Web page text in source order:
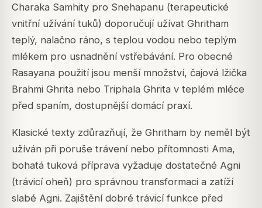
Charaka Samhity pro Snehapanu (terapeutické
vnitřní užívání tuků) doporučují užívat Ghritham
teplý, nalačno ráno, s teplou vodou nebo teplým
mlékem pro usnadnění vstřebávání. Pro obecné
Rasayana použití jsou menší množství, čajová lžička
Brahmi Ghrita nebo Triphala Ghrita v teplém mléce
před spaním, dostupnější domácí praxí.
Klasické texty zdůrazňují, že Ghritham by neměl být
užíván při poruše trávení nebo přítomnosti Ama,
bohatá tuková příprava vyžaduje dostatečné Agni
(trávicí oheň) pro správnou transformaci a zatíží
slabé Agni. Zajištění dobré trávicí funkce před